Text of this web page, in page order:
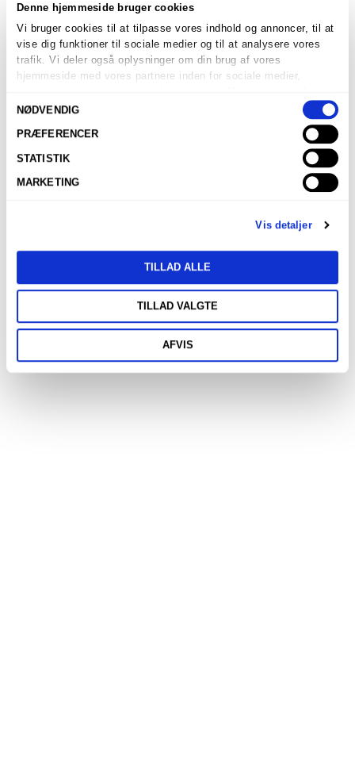
Denne hjemmeside bruger cookies
Vi bruger cookies til at tilpasse vores indhold og annoncer, til at
vise dig funktioner til sociale medier og til at analysere vores
trafik. Vi deler også oplysninger om din brug af vores
hjemmeside med vores partnere inden for sociale medier,
kombinere disse data med andre oplysninger, du har givet dem,
Samtykkevalg
NØDVENDIG
PRÆFERENCER
STATISTIK
MARKETING
Vis detaljer
TILLAD ALLE
TILLAD VALGTE
AFVIS